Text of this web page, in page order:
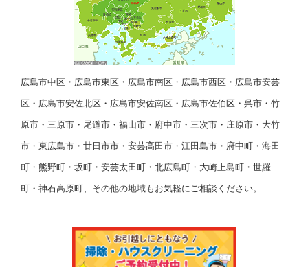
広島市中区・広島市東区・広島市南区・広島市西区・広島市安芸
区・広島市安佐北区・広島市安佐南区・広島市佐伯区・呉市・竹
原市・三原市・尾道市・福山市・府中市・三次市・庄原市・大竹
市・東広島市・廿日市市・安芸高田市・江田島市・府中町・海田
町・熊野町・坂町・安芸太田町・北広島町・大崎上島町・世羅
町・神石高原町、その他の地域もお気軽にご相談ください。